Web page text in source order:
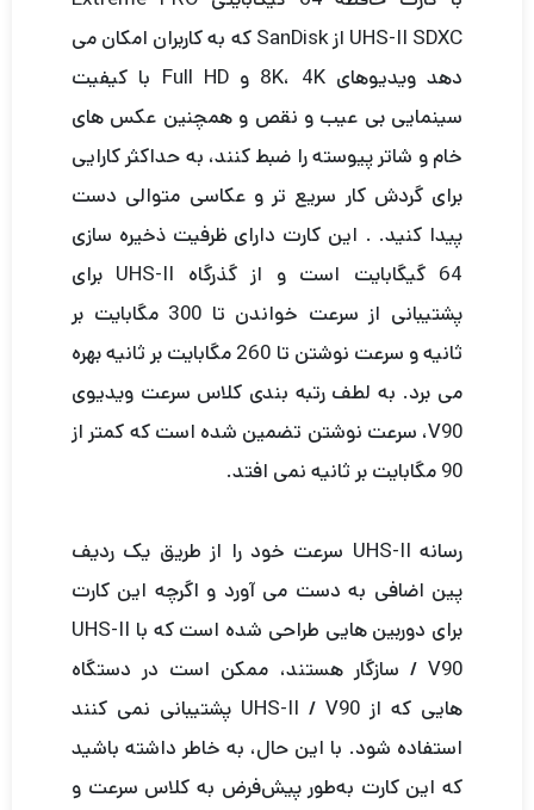
UHS-II SDXC از SanDisk که به کاربران امکان می
دهد ویدیوهای 8K، 4K و Full HD با کیفیت
سینمایی بی عیب و نقص و همچنین عکس های
خام و شاتر پیوسته را ضبط کنند، به حداکثر کارایی
برای گردش کار سریع تر و عکاسی متوالی دست
پیدا کنید. . این کارت دارای ظرفیت ذخیره سازی
64 گیگابایت است و از گذرگاه UHS-II برای
پشتیبانی از سرعت خواندن تا 300 مگابایت بر
ثانیه و سرعت نوشتن تا 260 مگابایت بر ثانیه بهره
می برد. به لطف رتبه بندی کلاس سرعت ویدیوی
V90، سرعت نوشتن تضمین شده است که کمتر از
90 مگابایت بر ثانیه نمی افتد.
رسانه UHS-II سرعت خود را از طریق یک ردیف
پین اضافی به دست می آورد و اگرچه این کارت
برای دوربین هایی طراحی شده است که با UHS-II
/ V90 سازگار هستند، ممکن است در دستگاه
هایی که از UHS-II / V90 پشتیبانی نمی کنند
استفاده شود. با این حال، به خاطر داشته باشید
که این کارت به‌طور پیش‌فرض به کلاس سرعت و